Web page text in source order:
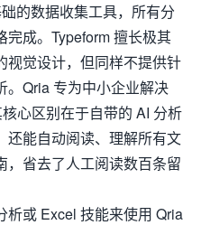
的数据收集工具，所有分
成。Typeform 擅长极其
视觉设计，但同样不提供针
。Qria 专为中小企业解决
心区别在于自带的 AI 分析
还能自动阅读、理解所有文
，省去了人工阅读数百条留
析或 Excel 技能来使用 Qria